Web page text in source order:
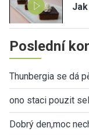
Poslední
Thunbergia se dá
ono staci pouzit
Dobrý den,moc